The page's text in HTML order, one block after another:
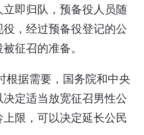
即归队，预备役人员随
，经过预备役登记的公
征召的准备。
根据需要，国务院和中央
定适当放宽征召男性公
限，可以决定延长公民